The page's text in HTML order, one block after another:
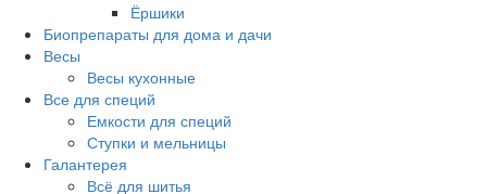
Ёршики
Биопрепараты для дома и дачи
Весы
Весы кухонные
Все для специй
Емкости для специй
Ступки и мельницы
Галантерея
Всё для шитья